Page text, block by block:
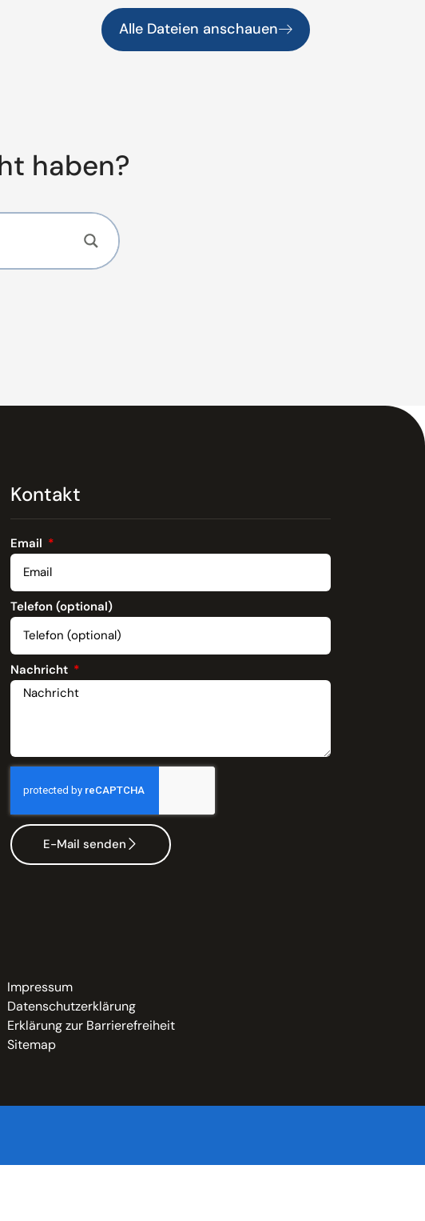
Alle Dateien anschauen
haben?
Kontakt
Email
Telefon (optional)
Nachricht
E-Mail senden
Impressum
Datenschutzerklärung
Erklärung zur Barrierefreiheit
Sitemap